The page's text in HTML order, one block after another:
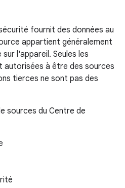
fournit des données au
appartient généralement
l'appareil. Seules les
autorisées à être des sources
tierces ne sont pas des
sources du Centre de